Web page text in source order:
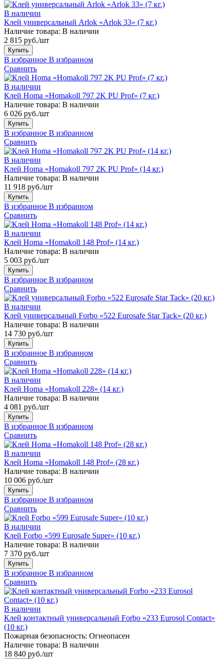
В наличии
Клей универсальный Arlok «Arlok 33» (7 кг.)
Наличие товара: В наличии
2 815 руб./шт
Купить
В избранное В избранном
Сравнить
В наличии
Клей Homa «Homakoll 797 2K PU Prof» (7 кг.)
Наличие товара: В наличии
6 026 руб./шт
Купить
В избранное В избранном
Сравнить
В наличии
Клей Homa «Homakoll 797 2K PU Prof» (14 кг.)
Наличие товара: В наличии
11 918 руб./шт
Купить
В избранное В избранном
Сравнить
В наличии
Клей Homa «Homakoll 148 Prof» (14 кг.)
Наличие товара: В наличии
5 003 руб./шт
Купить
В избранное В избранном
Сравнить
В наличии
Клей универсальный Forbo «522 Eurosafe Star Tack» (20 кг.)
Наличие товара: В наличии
14 730 руб./шт
Купить
В избранное В избранном
Сравнить
В наличии
Клей Homa «Homakoll 228» (14 кг.)
Наличие товара: В наличии
4 081 руб./шт
Купить
В избранное В избранном
Сравнить
В наличии
Клей Homa «Homakoll 148 Prof» (28 кг.)
Наличие товара: В наличии
10 006 руб./шт
Купить
В избранное В избранном
Сравнить
В наличии
Клей Forbo «599 Eurosafe Super» (10 кг.)
Наличие товара: В наличии
7 370 руб./шт
Купить
В избранное В избранном
Сравнить
В наличии
Клей контактный универсальный Forbo «233 Eurosol Contact»
(10 кг.)
Пожарная безопасность: Огнеопасен
Наличие товара: В наличии
18 840 руб./шт